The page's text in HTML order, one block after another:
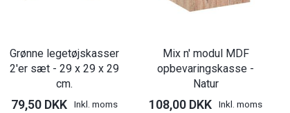
Grønne legetøjskasser
2'er sæt - 29 x 29 x 29
cm.
79,50 DKK Inkl. moms
Mix n' modul MDF
opbevaringskasse -
Natur
108,00 DKK Inkl. moms